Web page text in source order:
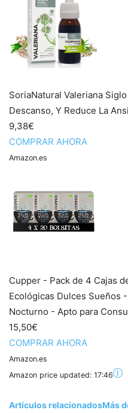
SoriaNatural Valeriana
Descanso, Y Reduce La
9,38€
COMPRAR AHORA
Amazon.es
Cupper - Pack de 4 Cajas
Ecológicas Dulces Sueños
Nocturno - Apto para
15,50€
COMPRAR AHORA
Amazon.es
Amazon price updated: 17:46
Artículos relacionadosMás